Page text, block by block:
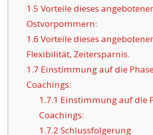
1.5 Vorteile dieses
Ostvorpommern:
1.6 Vorteile dieses
Flexibilität, Zeitersparnis.
1.7 Einstimmung auf die
Coachings:
1.7.1 Einstimmung auf die
Coachings:
1.7.2 Schlussfolgerung